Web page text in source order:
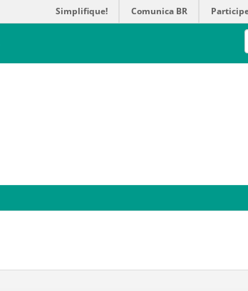
Simplifique! Comunica BR